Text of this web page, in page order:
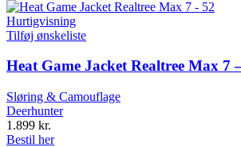
Hurtigvisning
Tilføj ønskeliste
Heat Game Jacket Realtree Max 7
Sløring & Camouflage
Deerhunter
1.899 kr.
Bestil her